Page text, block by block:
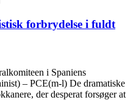
forbrydelse i fuldt
i Spaniens
– PCE(m-l) De dramatiske
der desperat forsøger at